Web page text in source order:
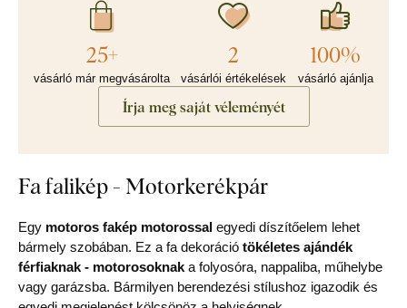
25+
vásárló már megvásárolta
2
vásárlói értékelések
100%
vásárló ajánlja
Írja meg saját véleményét
Fa falikép - Motorkerékpár
Egy motoros fakép motorossal egyedi díszítőelem lehet
bármely szobában. Ez a fa dekoráció tökéletes ajándék
férfiaknak - motorosoknak a folyosóra, nappaliba, műhelybe
vagy garázsba. Bármilyen berendezési stílushoz igazodik és